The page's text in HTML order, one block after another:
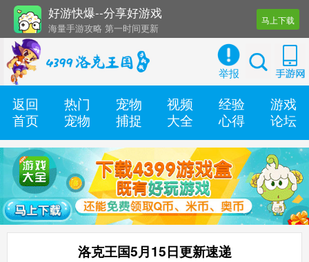
好游快爆--分享好游戏
海量手游攻略 第一时间更新
还有几十款实用辅助工具
马上下载
举报
返回
首页
热门
宠物
宠物
捕捉
视频
大全
经验
心得
游戏
论坛
洛克王国5月15日更新速递